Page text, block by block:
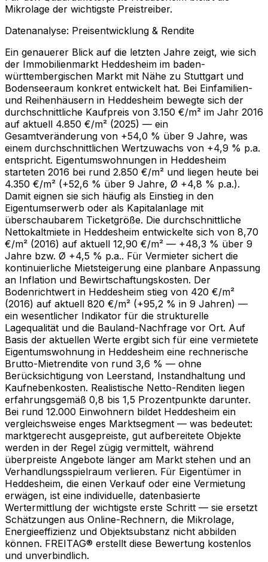
Mikrolage der wichtigste Preistreiber.
Datenanalyse: Preisentwicklung & Rendite
Ein genauerer Blick auf die letzten Jahre zeigt, wie sich
der Immobilienmarkt Heddesheim im baden-
württembergischen Markt mit Nähe zu Stuttgart und
Bodenseeraum konkret entwickelt hat. Bei Einfamilien-
und Reihenhäusern in Heddesheim bewegte sich der
durchschnittliche Kaufpreis von 3.150 €/m² im Jahr 2016
auf aktuell 4.850 €/m² (2025) — ein
Gesamtveränderung von +54,0 % über 9 Jahre, was
einem durchschnittlichen Wertzuwachs von +4,9 % p.a.
entspricht. Eigentumswohnungen in Heddesheim
starteten 2016 bei rund 2.850 €/m² und liegen heute bei
4.350 €/m² (+52,6 % über 9 Jahre, Ø +4,8 % p.a.).
Damit eignen sie sich häufig als Einstieg in den
Eigentumserwerb oder als Kapitalanlage mit
überschaubarem Ticketgröße. Die durchschnittliche
Nettokaltmiete in Heddesheim entwickelte sich von 8,70
€/m² (2016) auf aktuell 12,90 €/m² — +48,3 % über 9
Jahre bzw. Ø +4,5 % p.a.. Für Vermieter sichert die
kontinuierliche Mietsteigerung eine planbare Anpassung
an Inflation und Bewirtschaftungskosten. Der
Bodenrichtwert in Heddesheim stieg von 420 €/m²
(2016) auf aktuell 820 €/m² (+95,2 % in 9 Jahren) —
ein wesentlicher Indikator für die strukturelle
Lagequalität und die Bauland-Nachfrage vor Ort. Auf
Basis der aktuellen Werte ergibt sich für eine vermietete
Eigentumswohnung in Heddesheim eine rechnerische
Brutto-Mietrendite von rund 3,6 % — ohne
Berücksichtigung von Leerstand, Instandhaltung und
Kaufnebenkosten. Realistische Netto-Renditen liegen
erfahrungsgemäß 0,8 bis 1,5 Prozentpunkte darunter.
Bei rund 12.000 Einwohnern bildet Heddesheim ein
vergleichsweise enges Marktsegment — was bedeutet:
marktgerecht ausgepreiste, gut aufbereitete Objekte
werden in der Regel zügig vermittelt, während
überpreiste Angebote länger am Markt stehen und an
Verhandlungsspielraum verlieren. Für Eigentümer in
Heddesheim, die einen Verkauf oder eine Vermietung
erwägen, ist eine individuelle, datenbasierte
Wertermittlung der wichtigste erste Schritt — sie ersetzt
Schätzungen aus Online-Rechnern, die Mikrolage,
Energieeffizienz und Objektsubstanz nicht abbilden
können. FREITAG® erstellt diese Bewertung kostenlos
und unverbindlich.